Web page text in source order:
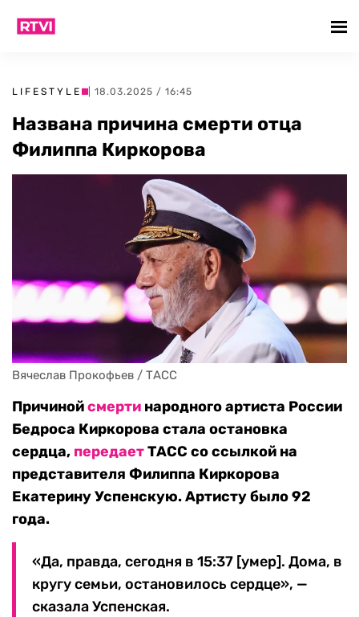
LIFESTYLE | 18.03.2025 / 16:45
Названа причина смерти отца
Филиппа Киркорова
Вячеслав Прокофьев / ТАСС
Причинойсмерти народного артиста России
Бедроса Киркорова стала остановка
сердца, передаетТАСС со ссылкой на
представителя Филиппа Киркорова
Екатерину Успенскую. Артисту было 92
года.
«Да, правда, сегодня в 15:37 [умер]. Дома, в
кругу семьи, остановилось сердце», —
сказала Успенская.